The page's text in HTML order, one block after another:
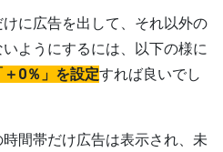
に広告を出して、それ以外の
ようにするには、以下の様に
0％」を設定すれば良いでし
間帯だけ広告は表示され、未